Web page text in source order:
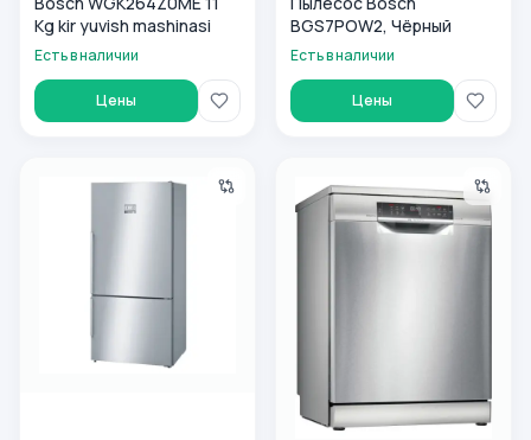
Kg kir yuvish mashinasi
Есть в наличии
Цены
BGS7POW2, Чёрный
Есть в наличии
Цены